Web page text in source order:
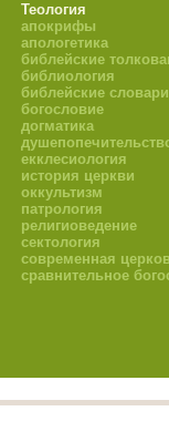
Теология
апокрифы
апологетика
библейские
библиология
библейские словари
богословие
догматика
екклесиология
история церкви
оккультизм
патрология
религиоведение
сектология
современная
сравнительное